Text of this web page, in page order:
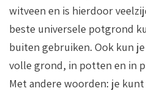
witveen en is hierdoor
beste universele potgrond
buiten gebruiken. Ook kun
volle grond, in potten en in
Met andere woorden: je